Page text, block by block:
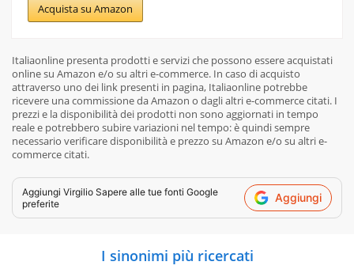
Acquista su Amazon
Italiaonline presenta prodotti e servizi che possono essere acquistati
online su Amazon e/o su altri e-commerce. In caso di acquisto
attraverso uno dei link presenti in pagina, Italiaonline potrebbe
ricevere una commissione da Amazon o dagli altri e-commerce citati. I
prezzi e la disponibilità dei prodotti non sono aggiornati in tempo
reale e potrebbero subire variazioni nel tempo: è quindi sempre
necessario verificare disponibilità e prezzo su Amazon e/o su altri e-
commerce citati.
Aggiungi Virgilio Sapere alle tue fonti Google
preferite
Aggiungi
I sinonimi più ricercati